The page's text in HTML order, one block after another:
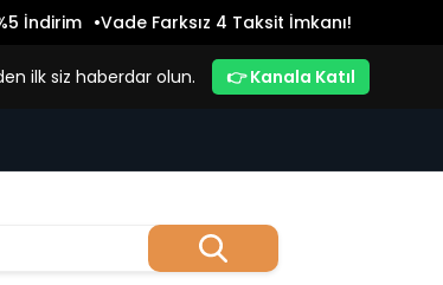
İndirim Vade Farksız 4 Taksit İmkanı!
ilk siz haberdar olun. 👉 Kanala Katıl